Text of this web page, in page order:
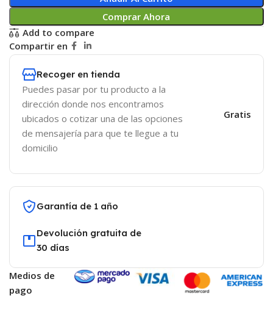
Comprar Ahora
Add to compare
Compartir en
Recoger en tienda
Puedes pasar por tu producto a la
dirección donde nos encontramos
ubicados o cotizar una de las opciones
de mensajería para que te llegue a tu
domicilio
Gratis
Garantía de 1 año
Devolución gratuita de
30 días
Medios de
pago